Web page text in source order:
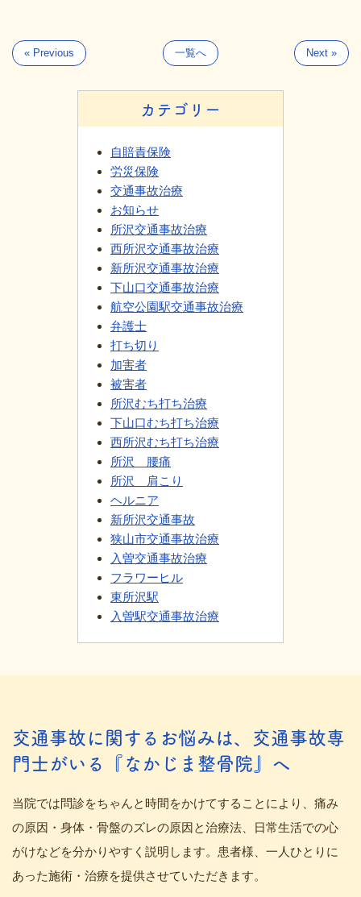
« Previous 一覧へ Next »
カテゴリー
自賠責保険
労災保険
交通事故治療
お知らせ
所沢交通事故治療
西所沢交通事故治療
新所沢交通事故治療
下山口交通事故治療
航空公園駅交通事故治療
弁護士
打ち切り
加害者
被害者
所沢むち打ち治療
下山口むち打ち治療
西所沢むち打ち治療
所沢 腰痛
所沢 肩こり
ヘルニア
新所沢交通事故
狭山市交通事故治療
入曽交通事故治療
フラワーヒル
東所沢駅
入曽駅交通事故治療
交通事故に関するお悩みは、交通事故専
門士がいる『なかじま整骨院』へ
当院では問診をちゃんと時間をかけてすることにより、痛み
の原因・身体・骨盤のズレの原因と治療法、日常生活での心
がけなどを分かりやすく説明します。患者様、一人ひとりに
あった施術・治療を提供させていただきます。